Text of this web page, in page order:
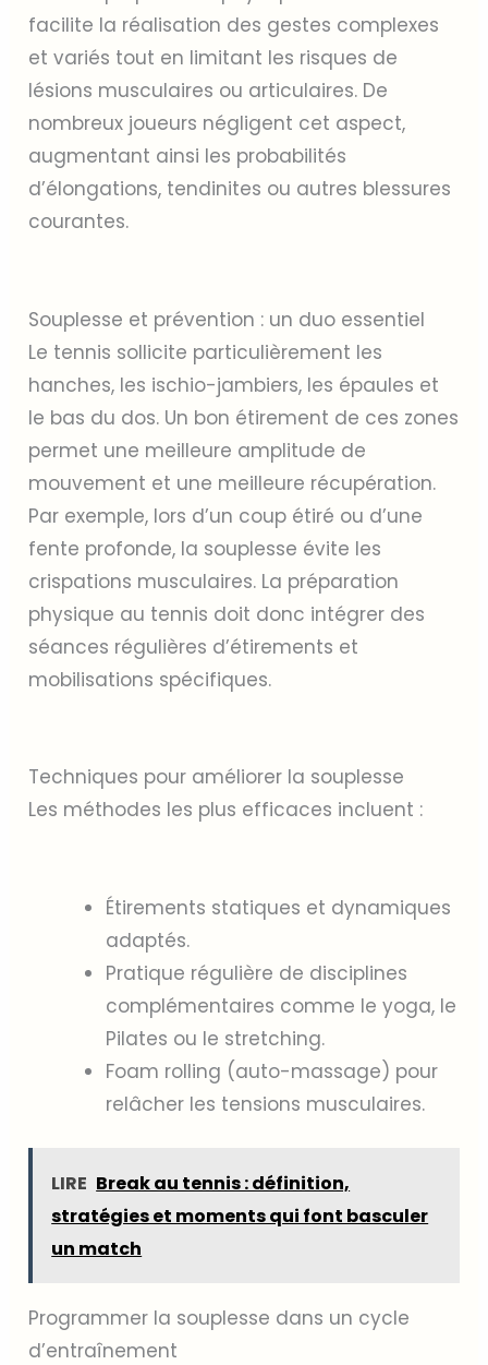
facilite la réalisation des gestes complexes
et variés tout en limitant les risques de
lésions musculaires ou articulaires. De
nombreux joueurs négligent cet aspect,
augmentant ainsi les probabilités
d’élongations, tendinites ou autres blessures
courantes.
Souplesse et prévention : un duo essentiel
Le tennis sollicite particulièrement les
hanches, les ischio-jambiers, les épaules et
le bas du dos. Un bon étirement de ces zones
permet une meilleure amplitude de
mouvement et une meilleure récupération.
Par exemple, lors d’un coup étiré ou d’une
fente profonde, la souplesse évite les
crispations musculaires. La préparation
physique au tennis doit donc intégrer des
séances régulières d’étirements et
mobilisations spécifiques.
Techniques pour améliorer la souplesse
Les méthodes les plus efficaces incluent :
Étirements statiques et dynamiques
adaptés.
Pratique régulière de disciplines
complémentaires comme le yoga, le
Pilates ou le stretching.
Foam rolling (auto-massage) pour
relâcher les tensions musculaires.
LIRE Break au tennis : définition,
stratégies et moments qui font basculer
un match
Programmer la souplesse dans un cycle
d’entraînement